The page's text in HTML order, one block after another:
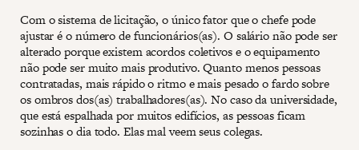
Com o sistema de licitação, o único fator que o chefe pode
ajustar é o número de funcionários(as). O salário não pode ser
alterado porque existem acordos coletivos e o equipamento
não pode ser muito mais produtivo. Quanto menos pessoas
contratadas, mais rápido o ritmo e mais pesado o fardo sobre
os ombros dos(as) trabalhadores(as). No caso da universidade,
que está espalhada por muitos edifícios, as pessoas ficam
sozinhas o dia todo. Elas mal veem seus colegas.